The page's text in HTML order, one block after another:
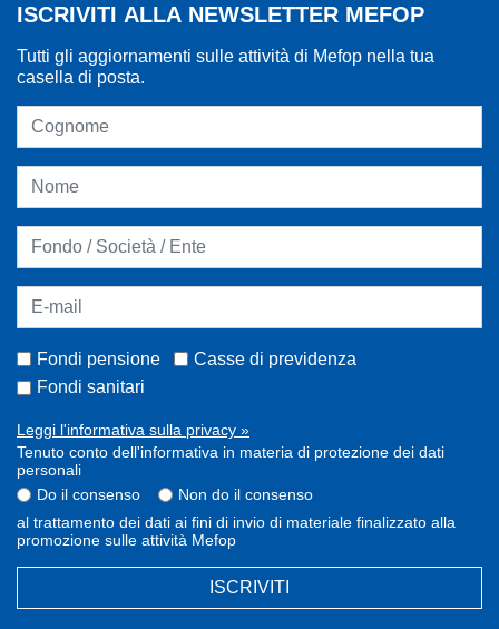
ISCRIVITI ALLA NEWSLETTER MEFOP
Tutti gli aggiornamenti sulle attività di Mefop nella tua
casella di posta.
Fondi pensione
Casse di previdenza
Fondi sanitari
Leggi l'informativa sulla privacy »
Tenuto conto dell'informativa in materia di protezione dei dati
personali
Do il consenso
Non do il consenso
al trattamento dei dati ai fini di invio di materiale finalizzato alla
promozione sulle attività Mefop
ISCRIVITI